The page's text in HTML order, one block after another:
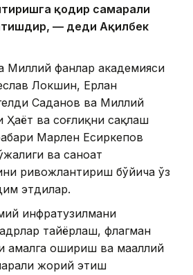
қодир самарали
— деди Ақилбек
Миллий фанлар академияси
Локшин, Ерлан
Саданов ва Миллий
Ҳаёт ва соғлиқни сақлаш
Марлен Есиркепов
ва саноат
ривожлантириш бўйича ўз
этдилар.
инфратузилмани
тайёрлаш, флагман
амалга ошириш ва маҳаллий
жорий этиш